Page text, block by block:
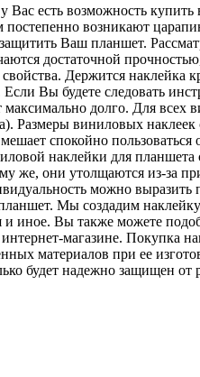
есть возможность
постепенно возникают
Ваш планшет.
достаточной
Держится наклейка
Если Вы будете следовать
максимально долго. Для
Размеры виниловых
мешает спокойно
наклейки для планшета
же, они утолщаются из-за
можно выразить
планшет. Мы создадим
иное. Вы также можете
магазине. Покупка
материалов при ее
будет надежно защищен